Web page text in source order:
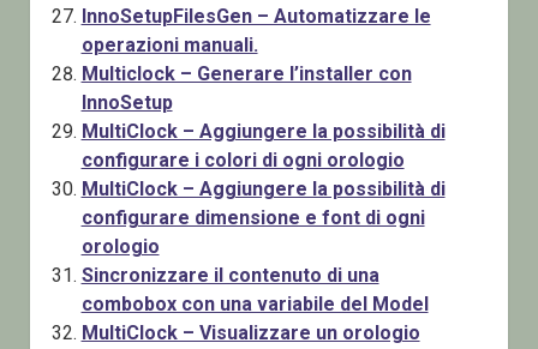
InnoSetupFilesGen – Automatizzare le
operazioni manuali.
Multiclock – Generare l’installer con
InnoSetup
MultiClock – Aggiungere la possibilità di
configurare i colori di ogni orologio
MultiClock – Aggiungere la possibilità di
configurare dimensione e font di ogni
orologio
Sincronizzare il contenuto di una
combobox con una variabile del Model
MultiClock – Visualizzare un orologio